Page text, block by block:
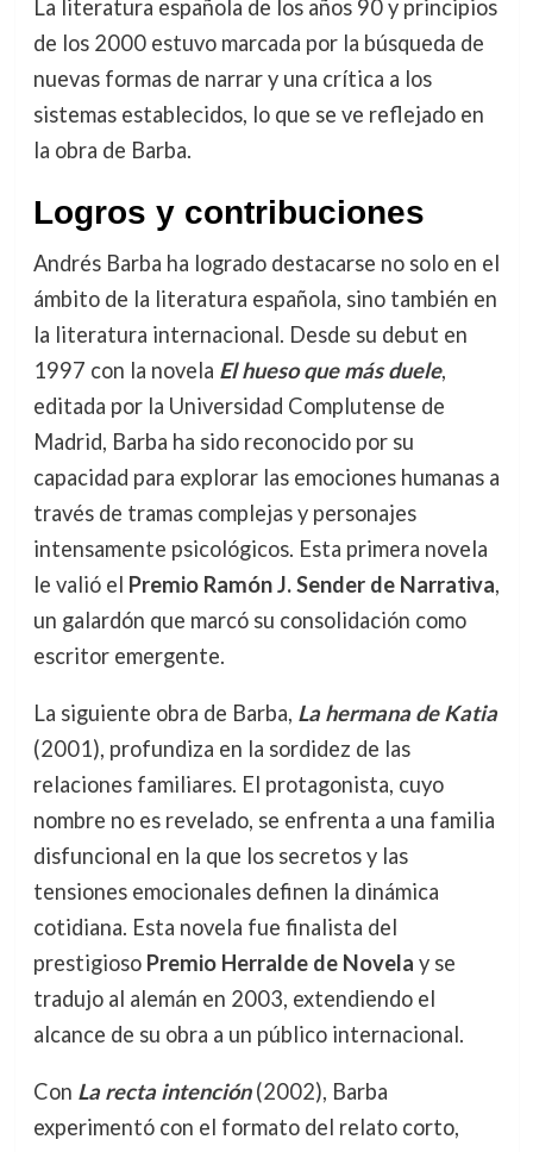
La literatura española de los años 90 y principios
de los 2000 estuvo marcada por la búsqueda de
nuevas formas de narrar y una crítica a los
sistemas establecidos, lo que se ve reflejado en
la obra de Barba.
Logros y contribuciones
Andrés Barba ha logrado destacarse no solo en el
ámbito de la literatura española, sino también en
la literatura internacional. Desde su debut en
1997 con la novela El hueso que más duele,
editada por la Universidad Complutense de
Madrid, Barba ha sido reconocido por su
capacidad para explorar las emociones humanas a
través de tramas complejas y personajes
intensamente psicológicos. Esta primera novela
le valió el Premio Ramón J. Sender de Narrativa,
un galardón que marcó su consolidación como
escritor emergente.
La siguiente obra de Barba, La hermana de Katia
(2001), profundiza en la sordidez de las
relaciones familiares. El protagonista, cuyo
nombre no es revelado, se enfrenta a una familia
disfuncional en la que los secretos y las
tensiones emocionales definen la dinámica
cotidiana. Esta novela fue finalista del
prestigioso Premio Herralde de Novela y se
tradujo al alemán en 2003, extendiendo el
alcance de su obra a un público internacional.
Con La recta intención(2002), Barba
experimentó con el formato del relato corto,